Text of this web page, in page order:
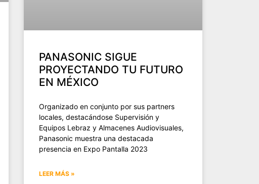
PANASONIC SIGUE
PROYECTANDO TU FUTURO
EN MÉXICO
Organizado en conjunto por sus partners
locales, destacándose Supervisión y
Equipos Lebraz y Almacenes Audiovisuales,
Panasonic muestra una destacada
presencia en Expo Pantalla 2023
LEER MÁS »